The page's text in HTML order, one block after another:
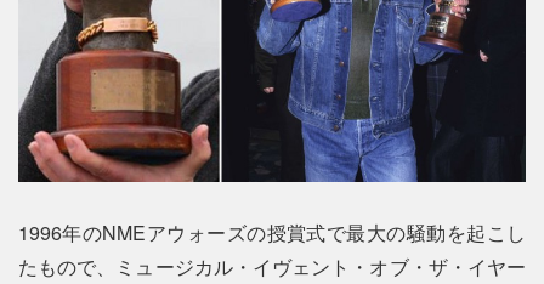
1996年のNMEアウォーズの授賞式で最大の騒動を起こし
たもので、ミュージカル・イヴェント・オブ・ザ・イヤー